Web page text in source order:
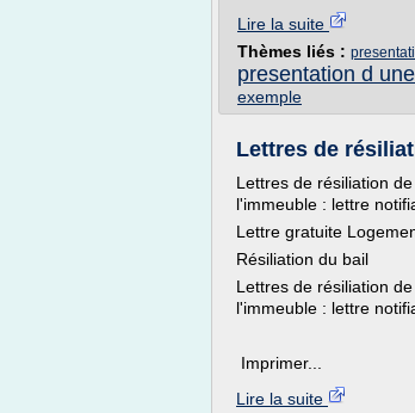
Lire la suite
Thèmes liés :
presentation d
exemple
Lettres de
Lettres de résiliation
l'immeuble : lettre
Lettre gratuite
Résiliation du bail
Lettres de résiliation
l'immeuble : lettre
Imprimer...
Lire la suite